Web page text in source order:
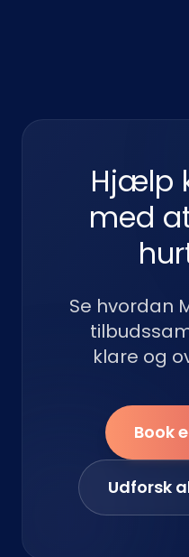
Hjælp
med
Se hvordan
klare og
Book
Udforsk